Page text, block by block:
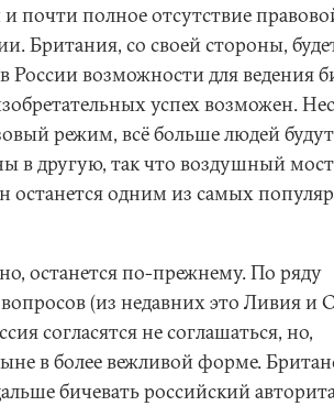
и почти полное отсутствие
Британия, со своей стороны,
России возможности для ведения
успех возможен.
режим, всё больше людей
в другую, так что воздушный мост
останется одним из самых
останется по-прежнему. По ряду
(из недавних это Ливия и
согласятся не соглашаться, но,
в более вежливой форме.
бичевать российский